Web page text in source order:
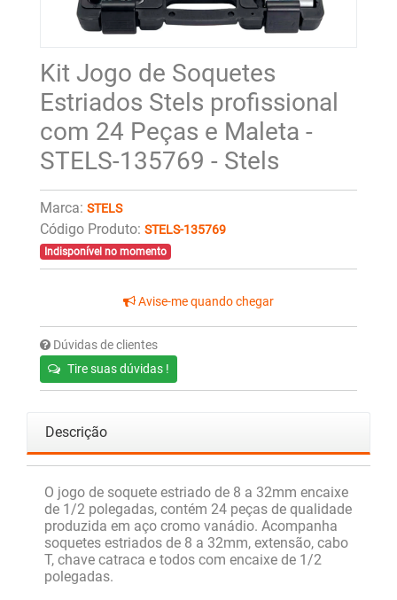
Kit Jogo de Soquetes
Estriados Stels profissional
com 24 Peças e Maleta -
STELS-135769 - Stels
Marca: STELS
Código Produto: STELS-135769
Indisponível no momento
Avise-me quando chegar
Dúvidas de clientes
Tire suas dúvidas !
Descrição
O jogo de soquete estriado de 8 a 32mm encaixe
de 1/2 polegadas, contém 24 peças de qualidade
produzida em aço cromo vanádio. Acompanha
soquetes estriados de 8 a 32mm, extensão, cabo
T, chave catraca e todos com encaixe de 1/2
polegadas.